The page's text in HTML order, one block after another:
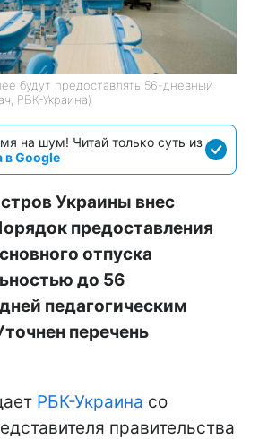
будут предоставлять 56-дневный
РБК-Украина)
на шум! Читай только суть из
в Google
Украины внес
предоставления
отпуска
до 56
педагогическим
перечень
РБК-Украина со
правительства